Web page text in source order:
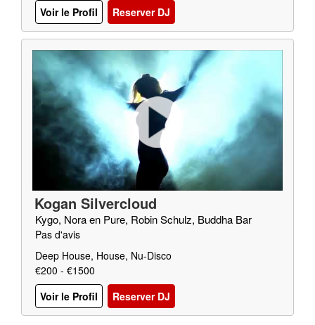
Voir le Profil
Reserver DJ
Kogan Silvercloud
Kygo, Nora en Pure, Robin Schulz, Buddha Bar
Pas d'avis
Deep House, House, Nu-Disco
€200 - €1500
Voir le Profil
Reserver DJ